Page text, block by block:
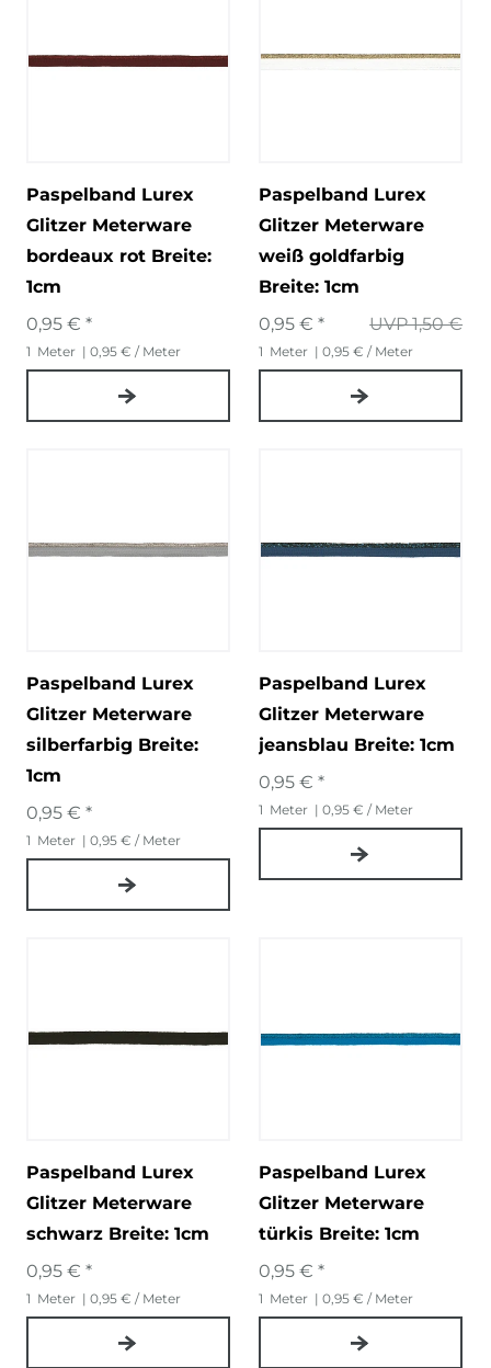
Paspelband Lurex
Glitzer Meterware
bordeaux rot Breite:
1cm
0,95 € *
1 Meter | 0,95 € / Meter
Paspelband Lurex
Glitzer Meterware
weiß goldfarbig
Breite: 1cm
UVP 1,50 €
0,95 € *
1 Meter | 0,95 € / Meter
Paspelband Lurex
Glitzer Meterware
silberfarbig Breite:
1cm
0,95 € *
1 Meter | 0,95 € / Meter
Paspelband Lurex
Glitzer Meterware
jeansblau Breite: 1cm
0,95 € *
1 Meter | 0,95 € / Meter
Paspelband Lurex
Glitzer Meterware
schwarz Breite: 1cm
0,95 € *
1 Meter | 0,95 € / Meter
Paspelband Lurex
Glitzer Meterware
türkis Breite: 1cm
0,95 € *
1 Meter | 0,95 € / Meter